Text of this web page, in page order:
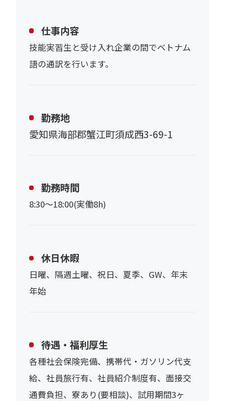
仕事内容
技能実習生と受け入れ企業の間でベトナム
語の通訳を行います。
勤務地
愛知県海部郡蟹江町須成西3-69-1
勤務時間
8:30～18:00(実働8h)
休日休暇
日曜、隔週土曜、祝日、夏季、GW、年末
年始
待遇・福利厚生
各種社会保険完備、携帯代・ガソリン代支
給、社員旅行有、社員紹介制度有、面接交
通費負担、寮あり(要相談)、試用期間3ヶ